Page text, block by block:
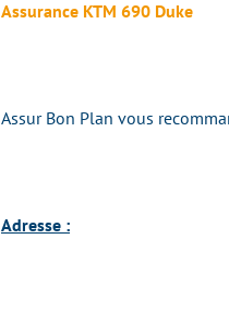
Assurance KTM 690 Duke
Assur Bon Plan vous
Adresse :